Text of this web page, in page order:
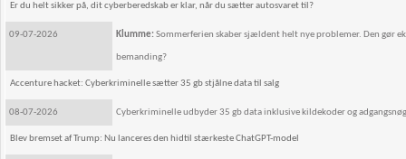
Er du helt sikker på, dit cyberberedskab er klar, når du sætter autosvaret til?
09-07-2026 Klumme:Sommerferien skaber sjældent helt nye problemer. Den gør
bemanding?
Accenture hacket: Cyberkriminelle sætter 35 gb stjålne data til salg
08-07-2026 Cyberkriminelle udbyder 35 gb data inklusive kildekoder og
Blev bremset af Trump: Nu lanceres den hidtil stærkeste ChatGPT-model